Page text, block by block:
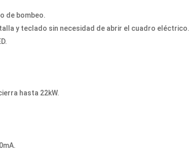
de bombeo.
y teclado sin necesidad de abrir el cuadro eléctrico.
hasta 22kW.